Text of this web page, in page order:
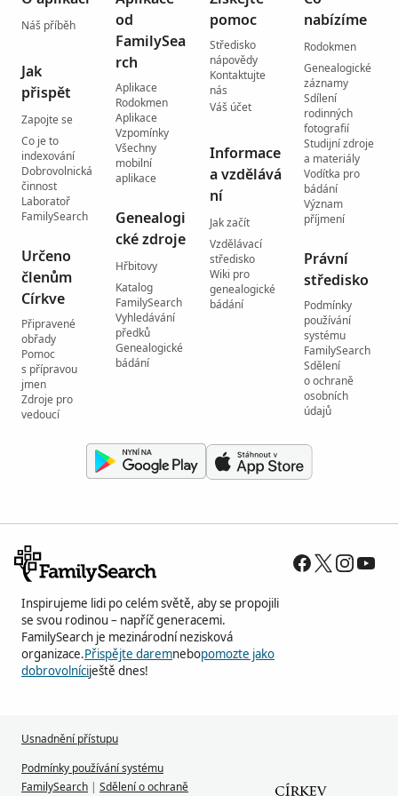
Náš příběh
Jak
přispět
Zapojte se
Co je to
indexování
Dobrovolnická
činnost
Laboratoř
FamilySearch
Určeno
členům
Církve
Připravené
obřady
Pomoc
s přípravou
jmen
Zdroje pro
vedoucí
od
FamilySea
rch
Aplikace
Rodokmen
Aplikace
Vzpomínky
Všechny
mobilní
aplikace
Genealogi
cké zdroje
Hřbitovy
Katalog
FamilySearch
Vyhledávání
předků
Genealogické
bádání
pomoc
Středisko
nápovědy
Kontaktujte
nás
Váš účet
Informace
a vzdělává
ní
Jak začít
Vzdělávací
středisko
Wiki pro
genealogické
bádání
nabízíme
Rodokmen
Genealogické
záznamy
Sdílení
rodinných
fotografií
Studijní zdroje
a materiály
Vodítka pro
bádání
Význam
příjmení
Právní
středisko
Podmínky
používání
systému
FamilySearch
Sdělení
o ochraně
osobních
údajů
Inspirujeme lidi po celém světě, aby se propojili
se svou rodinou – napříč generacemi.
FamilySearch je mezinárodní nezisková
organizace.Přispějte daremnebopomozte jako
dobrovolníciještě dnes!
Usnadnění přístupu
Podmínky používání systému
FamilySearch | Sdělení o ochraně